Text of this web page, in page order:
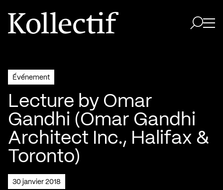
Aller à la page d'accueil
Logo Kollectif
Événement
Lecture by Omar
Gandhi (Omar Gandhi
Architect Inc., Halifax &
Toronto)
30 janvier 2018